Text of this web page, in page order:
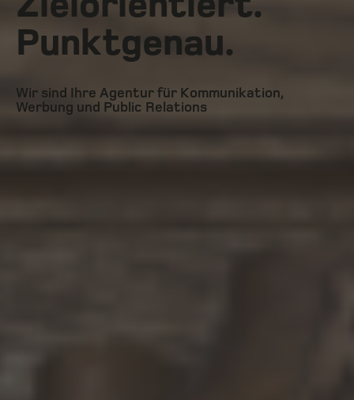
Punktgenau.
Wir sind Ihre Agentur für Kommunikation,
Werbung und Public Relations